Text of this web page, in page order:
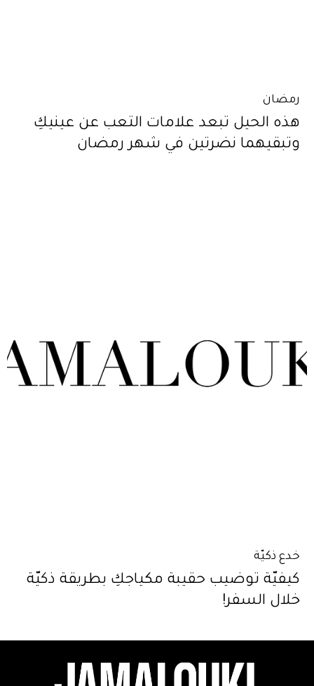
رمضان
هذه الحيل تبعد علامات التعب عن عينيكِ
وتبقيهما نضرتين في شهر رمضان
خدع ذكيّة
كيفيّة توضيب حقيبة مكياجكِ بطريقة ذكيّة
خلال السفر!